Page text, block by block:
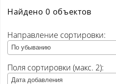
Апанас
Атаманово
Найдено 0 объектов
Направление сортировки:
По убыванию
Поля сортировки (макс. 2):
Дата добавления